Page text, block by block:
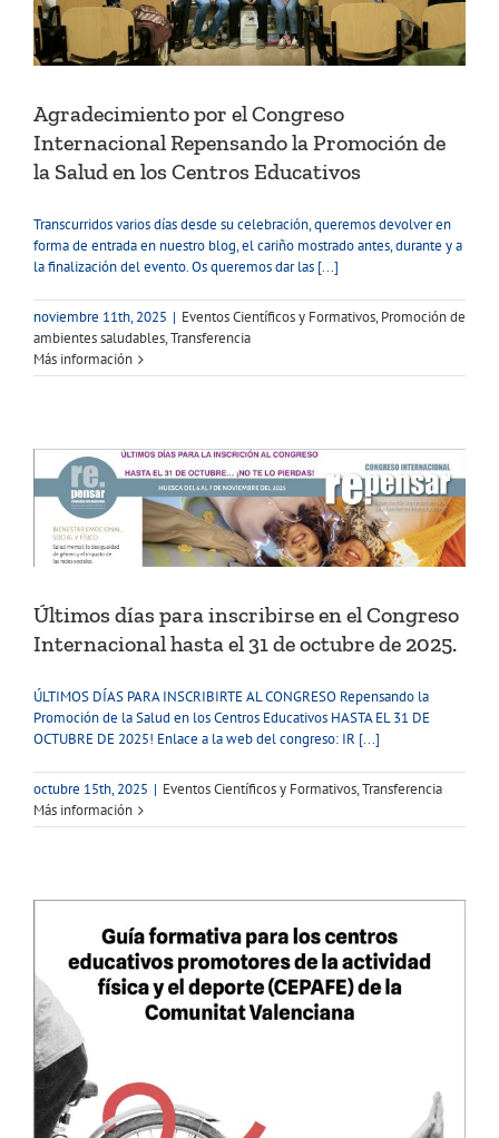
Agradecimiento por el Congreso
Internacional Repensando la Promoción de
la Salud en los Centros Educativos
Transcurridos varios días desde su celebración, queremos devolver en
forma de entrada en nuestro blog, el cariño mostrado antes, durante y a
la finalización del evento. Os queremos dar las [...]
noviembre 11th, 2025 | Eventos Científicos y Formativos,Promoción de
ambientes saludables,Transferencia
Más información
Últimos días para inscribirse en el Congreso
Internacional hasta el 31 de octubre de 2025.
ÚLTIMOS DÍAS PARA INSCRIBIRTE AL CONGRESO Repensando la
Promoción de la Salud en los Centros Educativos HASTA EL 31 DE
OCTUBRE DE 2025! Enlace a la web del congreso: IR [...]
octubre 15th, 2025 | Eventos Científicos y Formativos,Transferencia
Más información